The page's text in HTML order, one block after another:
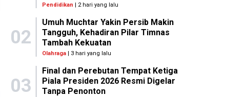
Pendidikan | 2 hari yang lalu
02
Umuh Muchtar Yakin Persib Makin
Tangguh, Kehadiran Pilar Timnas
Tambah Kekuatan
Olahraga | 3 hari yang lalu
03
Final dan Perebutan Tempat Ketiga
Piala Presiden 2026 Resmi Digelar
Tanpa Penonton